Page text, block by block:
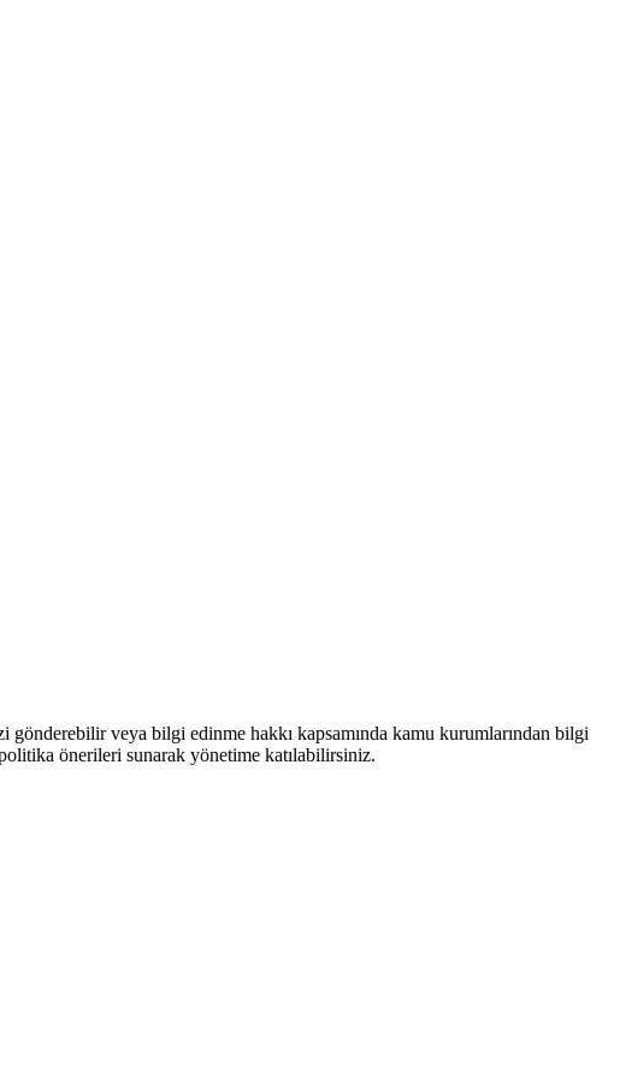
gönderebilir veya bilgi edinme hakkı kapsamında kamu kurumlarından bilgi
önerileri sunarak yönetime katılabilirsiniz.